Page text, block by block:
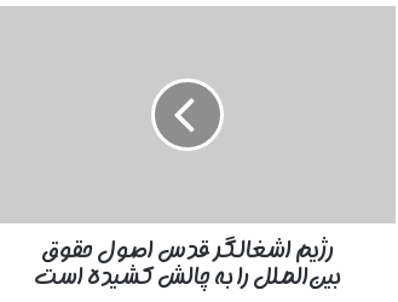
چالش
رژیم اشغالگر قدس اصول حقوق
بین‌الملل را به چالش کشیده است